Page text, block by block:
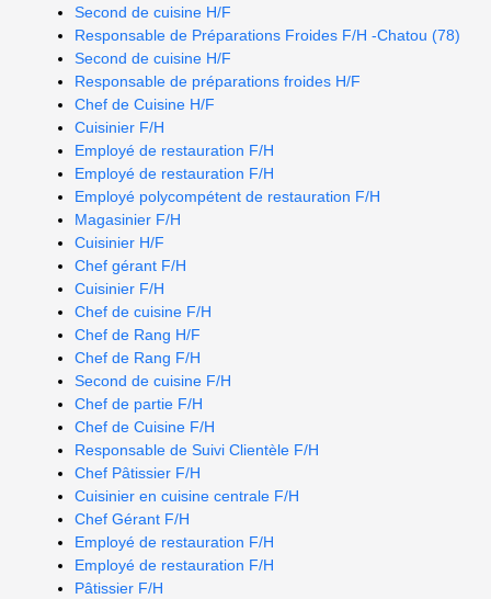
Second de cuisine H/F
Responsable de Préparations Froides F/H -Chatou (78)
Second de cuisine H/F
Responsable de préparations froides H/F
Chef de Cuisine H/F
Cuisinier F/H
Employé de restauration F/H
Employé de restauration F/H
Employé polycompétent de restauration F/H
Magasinier F/H
Cuisinier H/F
Chef gérant F/H
Cuisinier F/H
Chef de cuisine F/H
Chef de Rang H/F
Chef de Rang F/H
Second de cuisine F/H
Chef de partie F/H
Chef de Cuisine F/H
Responsable de Suivi Clientèle F/H
Chef Pâtissier F/H
Cuisinier en cuisine centrale F/H
Chef Gérant F/H
Employé de restauration F/H
Employé de restauration F/H
Pâtissier F/H